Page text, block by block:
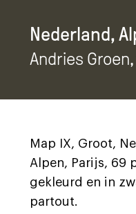
Nederland,
Andries Groen
Map IX, Groot,
Alpen, Parijs, 69
gekleurd en in
partout.